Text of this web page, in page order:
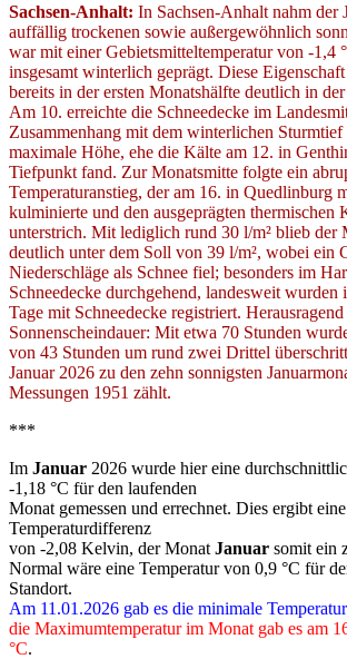
Sachsen-Anhalt: In Sachsen-Anhalt nahm der
auffällig trockenen sowie außergewöhnlich
war mit einer Gebietsmitteltemperatur von -1,4
insgesamt winterlich geprägt. Diese
bereits in der ersten Monatshälfte deutlich in
Am 10. erreichte die Schneedecke im
Zusammenhang mit dem winterlichen
maximale Höhe, ehe die Kälte am 12. in
Tiefpunkt fand. Zur Monatsmitte folgte ein
Temperaturanstieg, der am 16. in Quedlinburg
kulminierte und den ausgeprägten thermischen
unterstrich. Mit lediglich rund 30 l/m² blieb der
deutlich unter dem Soll von 39 l/m², wobei ein
Niederschläge als Schnee fiel; besonders im
Schneedecke durchgehend, landesweit
Tage mit Schneedecke registriert.
Sonnenscheindauer: Mit etwa 70 Stunden
von 43 Stunden um rund zwei Drittel
Januar 2026 zu den zehn sonnigsten
Messungen 1951 zählt.
***
Im Januar 2026 wurde hier eine
-1,18 °C für den laufenden
Monat gemessen und errechnet. Dies ergibt eine
Temperaturdifferenz
von -2,08 Kelvin, der Monat Januar somit ein
Normal wäre eine Temperatur von 0,9 °C für
Standort.
Am 11.01.2026 gab es die minimale
die Maximumtemperatur im Monat gab es am
°C.